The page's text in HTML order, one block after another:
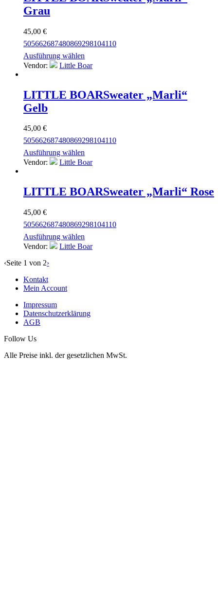
Grau
45,00 €
505662687480869298104110
Ausführung wählen
Vendor:
Little Boar
LITTLE BOARSweater „Marli“
Gelb
45,00 €
505662687480869298104110
Ausführung wählen
Vendor:
Little Boar
LITTLE BOARSweater „Marli“ Rose
45,00 €
505662687480869298104110
Ausführung wählen
Vendor:
Little Boar
‹Seite 1 von 2›
Kontakt
Mein Account
Impressum
Datenschutzerklärung
AGB
Follow Us
Alle Preise inkl. der gesetzlichen MwSt.